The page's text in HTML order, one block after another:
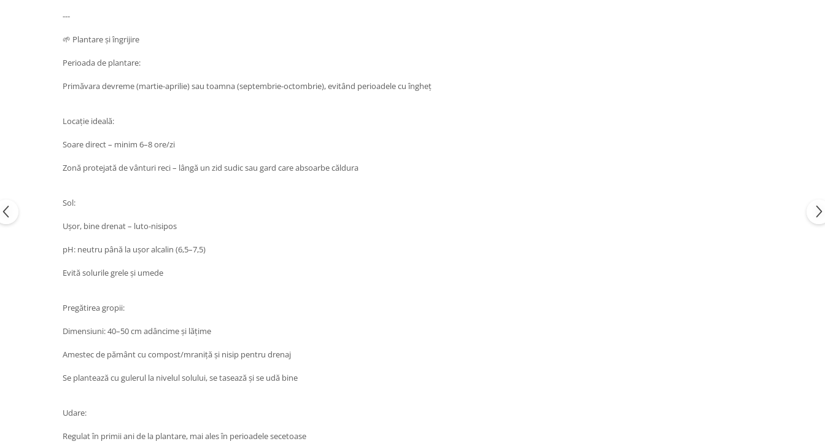
---
🌱 Plantare și îngrijire
Perioada de plantare:
Primăvara devreme (martie-aprilie) sau toamna (septembrie-octombrie), evitând perioadele cu îngheț
Locație ideală:
Soare direct – minim 6–8 ore/zi
Zonă protejată de vânturi reci – lângă un zid sudic sau gard care absoarbe căldura
Sol:
Ușor, bine drenat – luto-nisipos
pH: neutru până la ușor alcalin (6,5–7,5)
Evită solurile grele și umede
Pregătirea gropii:
Dimensiuni: 40–50 cm adâncime și lățime
Amestec de pământ cu compost/mraniță și nisip pentru drenaj
Se plantează cu gulerul la nivelul solului, se tasează și se udă bine
Udare:
Regulat în primii ani de la plantare, mai ales în perioadele secetoase